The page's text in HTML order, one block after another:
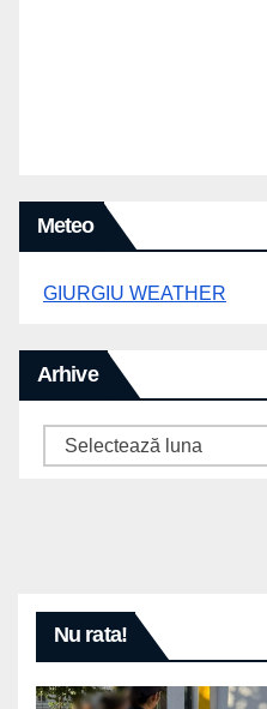
Meteo
GIURGIU WEATHER
Arhive
Arhive
Nu rata!